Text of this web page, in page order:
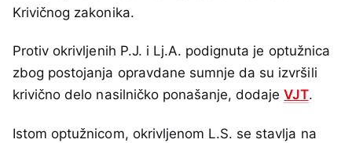
Krivičnog zakonika.
Protiv okrivljenih P.J. i Lj.A. podignuta je optužnica
zbog postojanja opravdane sumnje da su izvršili
krivično delo nasilničko ponašanje, dodajeVJT.
Istom optužnicom, okrivljenom L.S. se stavlja na